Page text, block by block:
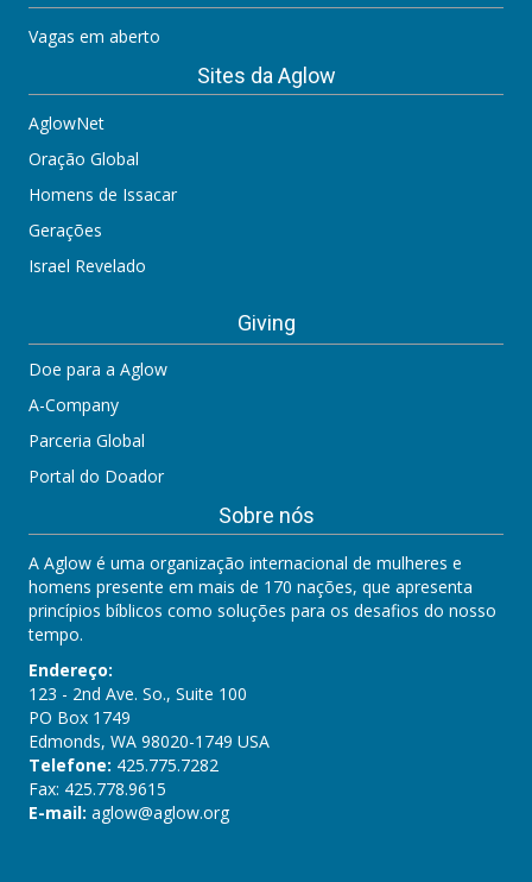
Vagas em aberto
Sites da Aglow
AglowNet
Oração Global
Homens de Issacar
Gerações
Israel Revelado
Giving
Doe para a Aglow
A-Company
Parceria Global
Portal do Doador
Sobre nós
A Aglow é uma organização internacional de mulheres e
homens presente em mais de 170 nações, que apresenta
princípios bíblicos como soluções para os desafios do nosso
tempo.
Endereço:
123 - 2nd Ave. So., Suite 100
PO Box 1749
Edmonds, WA 98020-1749 USA
Telefone: 425.775.7282
Fax: 425.778.9615
E-mail: aglow@aglow.org